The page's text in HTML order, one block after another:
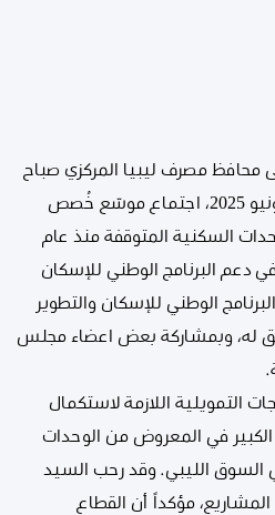
مصرف ليبيا المركزي صباح
اليوم الخميس الموافق 19 يونيو 2025، اجتماع موسّع خُصص
السكنية المتوقفة منذ عام
في دعم البرنامج الوطني للإسكان
الوطني للإسكان والتطوير
له، وبمشاركة بعض اعضاء مجلس
التمويلية اللازمة لاستكمال
في المعروض من الوحدات
السوق الليبي. وقد رحب السيد
مؤكداً أن القطاع